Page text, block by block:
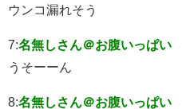
ウンコ漏れそう
7:名無しさん＠お腹いっぱい
うそーーん
8:名無しさん＠お腹いっぱい